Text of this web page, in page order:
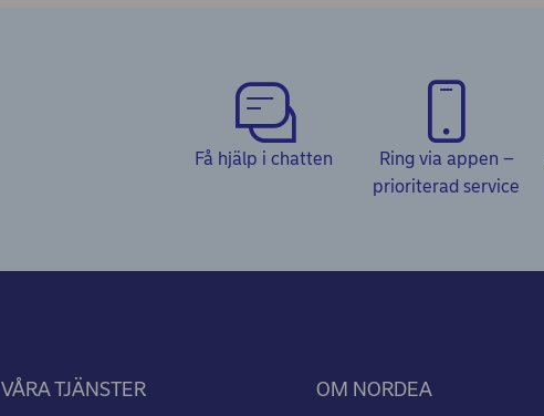
Få hjälp i chatten
Ring via appen –
prioriterad service
VÅRA TJÄNSTER OM NORDEA